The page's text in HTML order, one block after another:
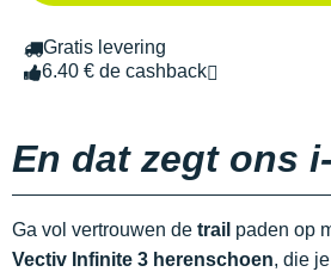
Gratis levering
6.40 € de cashback
En dat zegt ons
Ga vol vertrouwen de trail paden op
Vectiv Infinite 3 herenschoen, die